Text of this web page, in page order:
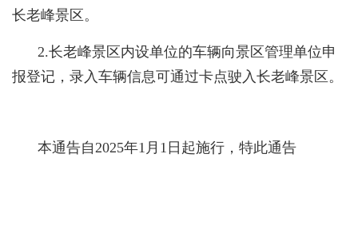
长老峰景区。
2.长老峰景区内设单位的车辆向景区管理单位申
报登记，录入车辆信息可通过卡点驶入长老峰景区。
本通告自2025年1月1日起施行，特此通告